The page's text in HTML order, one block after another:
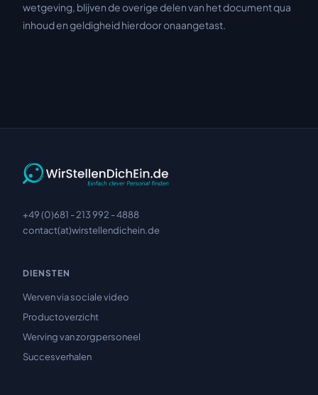
wetgeving, blijven de overige delen van het document qua
inhoud en geldigheid hierdoor onaangetast.
+49 (0)681 - 213 992 - 4888
contact(at)wirstellendichein.de
DIENSTEN
Werven via sociale video
Productoverzicht
Werving van zorgpersoneel
Succesverhalen